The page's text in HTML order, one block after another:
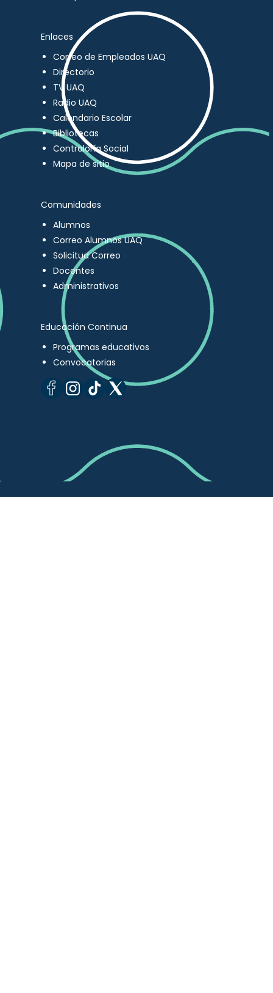
Enlaces
Correo de Empleados UAQ
Directorio
TV UAQ
Radio UAQ
Calendario Escolar
Bibliotecas
Contraloría Social
Mapa de sitio
Comunidades
Alumnos
Correo Alumnos UAQ
Solicitud Correo
Docentes
Administrativos
Educación Continua
Programas educativos
Convocatorias